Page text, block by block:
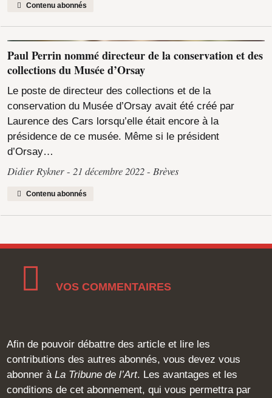
Contenu abonnés
Paul Perrin nommé directeur de la conservation et des
collections du Musée d’Orsay
Le poste de directeur des collections et de la
conservation du Musée d’Orsay avait été créé par
Laurence des Cars lorsqu’elle était encore à la
présidence de ce musée. Même si le président
d’Orsay…
Didier Rykner 21 décembre 2022 Brèves
Contenu abonnés
VOS COMMENTAIRES
Afin de pouvoir débattre des article et lire les
contributions des autres abonnés, vous devez vous
abonner àLa Tribune de l’Art. Les avantages et les
conditions de cet abonnement, qui vous permettra par